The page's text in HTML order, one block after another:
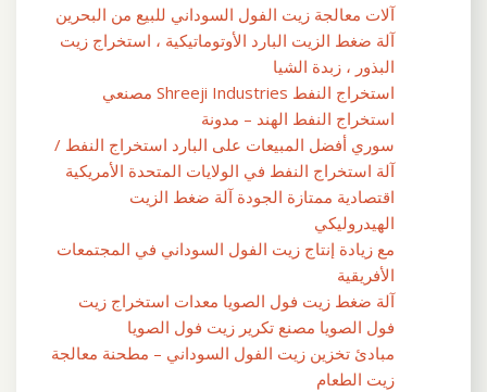
آلات معالجة زيت الفول السوداني للبيع من البحرين
آلة ضغط الزيت البارد الأوتوماتيكية ، استخراج زيت
البذور ، زبدة الشيا
استخراج النفط Shreeji Industries مصنعي
استخراج النفط الهند – مدونة
سوري أفضل المبيعات على البارد استخراج النفط /
آلة استخراج النفط في الولايات المتحدة الأمريكية
اقتصادية ممتازة الجودة آلة ضغط الزيت
الهيدروليكي
مع زيادة إنتاج زيت الفول السوداني في المجتمعات
الأفريقية
آلة ضغط زيت فول الصويا معدات استخراج زيت
فول الصويا مصنع تكرير زيت فول الصويا
مبادئ تخزين زيت الفول السوداني – مطحنة معالجة
زيت الطعام